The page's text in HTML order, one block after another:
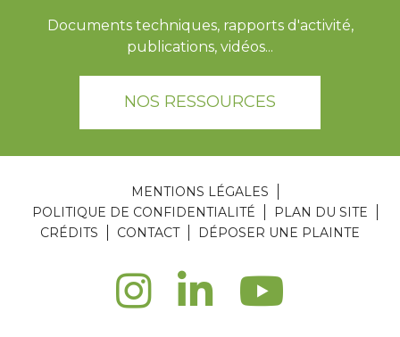
Documents techniques, rapports d'activité,
publications, vidéos...
NOS RESSOURCES
MENTIONS LÉGALES
POLITIQUE DE CONFIDENTIALITÉ
PLAN DU SITE
CRÉDITS
CONTACT DÉPOSER UNE PLAINTE